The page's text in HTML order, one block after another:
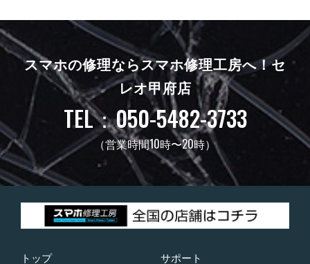
スマホの修理ならスマホ修理工房へ！セ
レオ甲府店
TEL：050-5482-3733
（営業時間10時〜20時）
トップ サポート